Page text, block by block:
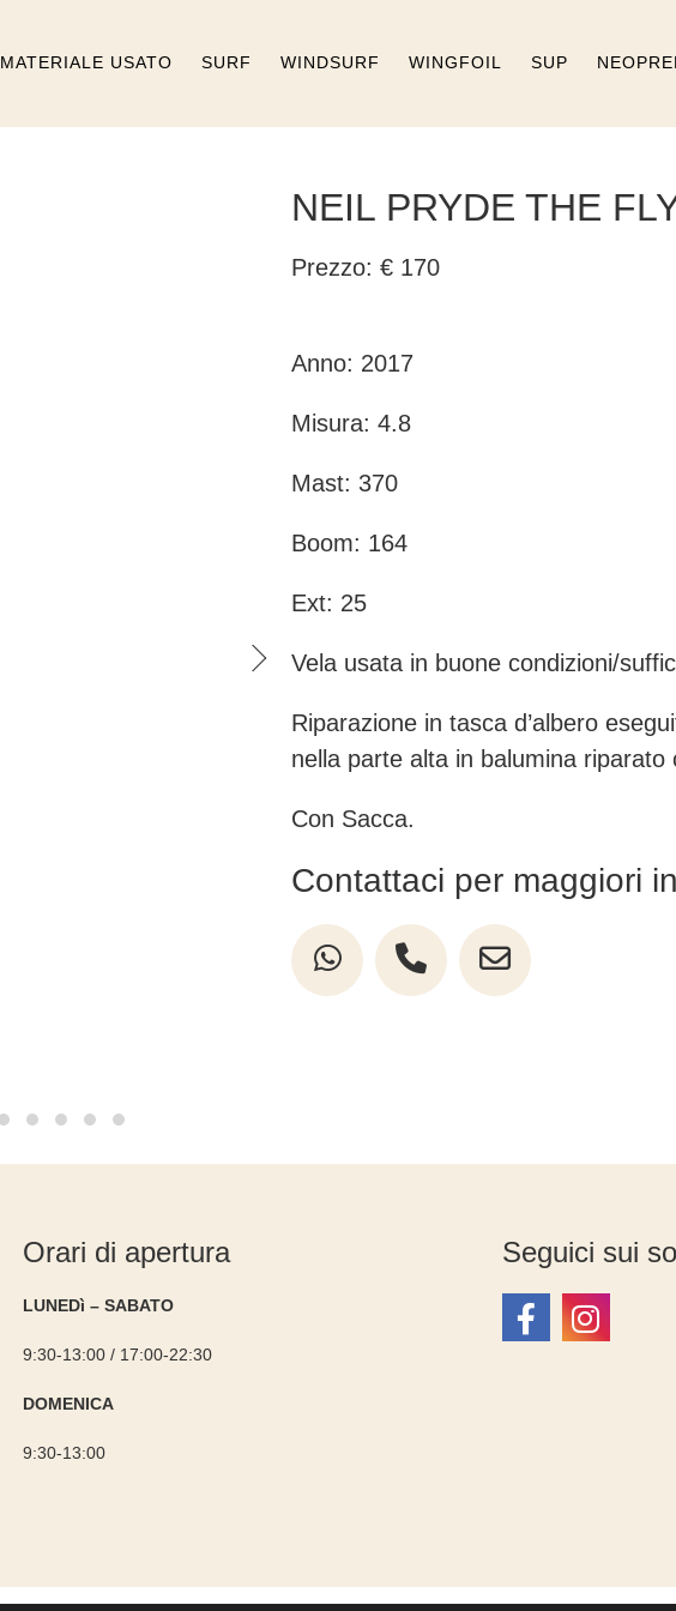
MATERIALE USATO SURF WINDSURF WINGFOIL SUP
NEIL PRYDE THE
Prezzo: € 170
Anno: 2017
Misura: 4.8
Mast: 370
Boom: 164
Ext: 25
Vela usata in buone condizioni/
Riparazione in tasca d’albero
nella parte alta in balumina riparato
Con Sacca.
Contattaci per maggiori
Orari di apertura
LUNEDì – SABATO
9:30-13:00 / 17:00-22:30
DOMENICA
9:30-13:00
Seguici sui